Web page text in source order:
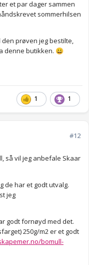
et par dager sammen
sommerhilsen
prøven jeg bestilte,
denne butikken. 😀
1 1
#12
så vil jeg anbefale Skaar
de har et godt utvalg.
jeg
godt fornøyd med det.
250g/m2 er et godt
bomull-